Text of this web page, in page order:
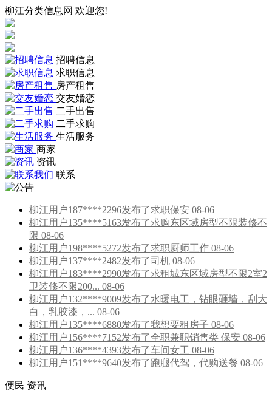
柳江分类信息网 欢迎您!
招聘信息
求职信息
房产租售
交友婚恋
二手出售
二手求购
生活服务
商家
资讯
联系
柳江用户187****2296发布了求职保安 08-06
柳江用户135****5163发布了求购东区域房型不限装修不
限 08-06
柳江用户198****5272发布了求职厨师工作 08-06
柳江用户137****2482发布了司机 08-06
柳江用户183****2990发布了求租城东区域房型不限2室2
卫装修不限200... 08-06
柳江用户132****9009发布了水暖电工，钻眼砸墙，刮大
白，乳胶漆，... 08-06
柳江用户135****6880发布了我想要租房子 08-06
柳江用户156****7152发布了全职兼职销售类 保安 08-06
柳江用户136****4393发布了车间女工 08-06
柳江用户151****9640发布了跑腿代驾，代购送餐 08-06
便民 资讯